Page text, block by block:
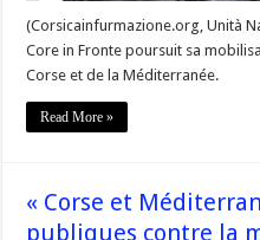
(Corsicainfurmazione.org, Unità
Core in Fronte poursuit sa
Corse et de la Méditerranée.
Read More »
« Corse et
publiques contre la